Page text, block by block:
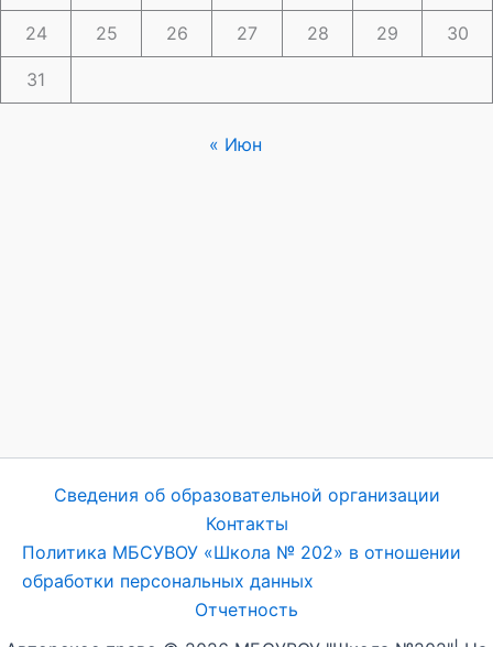
24 25 26 27 28 29 30
31
« Июн
Сведения об образовательной организации
Контакты
Политика МБСУВОУ «Школа № 202» в отношении
обработки персональных данных
Отчетность